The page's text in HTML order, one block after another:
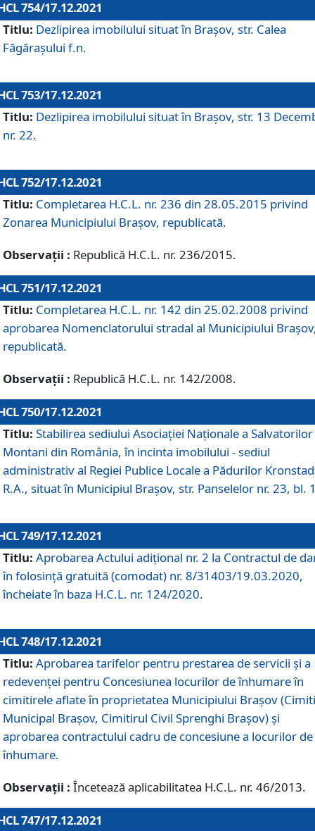
754/17.12.2021
Titlu: Dezlipirea imobilului situat în Brașov, str. Calea
Făgărașului f.n.
753/17.12.2021
Titlu: Dezlipirea imobilului situat în Brașov, str. 13
nr. 22.
752/17.12.2021
Titlu: Completarea H.C.L. nr. 236 din 28.05.2015 privind
Zonarea Municipiului Braşov, republicată.
Observații : Republică H.C.L. nr. 236/2015.
751/17.12.2021
Titlu: Completarea H.C.L. nr. 142 din 25.02.2008 privind
aprobarea Nomenclatorului stradal al Municipiului
republicată.
Observații : Republică H.C.L. nr. 142/2008.
750/17.12.2021
Titlu: Stabilirea sediului Asociației Naționale a Salvatorilor
Montani din România, în incinta imobilului - sediul
administrativ al Regiei Publice Locale a Pădurilor
R.A., situat în Municipiul Braşov, str. Panselelor nr. 23, bl.
749/17.12.2021
Titlu: Aprobarea Actului adițional nr. 2 la Contractul de
în folosință gratuită (comodat) nr. 8/31403/19.03.2020,
încheiate în baza H.C.L. nr. 124/2020.
748/17.12.2021
Titlu: Aprobarea tarifelor pentru prestarea de servicii şi a
redevenţei pentru Concesiunea locurilor de înhumare în
cimitirele aflate în proprietatea Municipiului Braşov
Municipal Braşov, Cimitirul Civil Sprenghi Braşov) şi
aprobarea contractului cadru de concesiune a locurilor de
înhumare.
Observații : Încetează aplicabilitatea H.C.L. nr. 46/2013.
747/17.12.2021